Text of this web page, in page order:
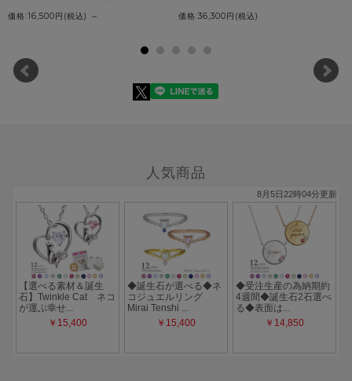
価格:16,500円(税込) ～ 価格:36,300円(税込)
人気商品